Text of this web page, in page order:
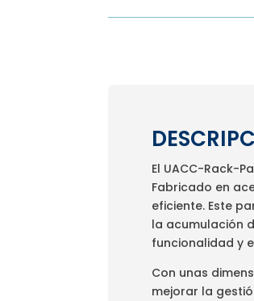
El UACC-Rack-
Fabricado en
eficiente. Este
la acumulación
funcionalidad y
Con unas
mejorar la